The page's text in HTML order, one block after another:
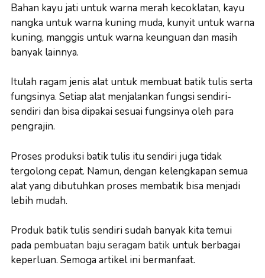
Bahan kayu jati untuk warna merah kecoklatan, kayu
nangka untuk warna kuning muda, kunyit untuk warna
kuning, manggis untuk warna keunguan dan masih
banyak lainnya.
Itulah ragam jenis alat untuk membuat batik tulis serta
fungsinya. Setiap alat menjalankan fungsi sendiri-
sendiri dan bisa dipakai sesuai fungsinya oleh para
pengrajin.
Proses produksi batik tulis itu sendiri juga tidak
tergolong cepat. Namun, dengan kelengkapan semua
alat yang dibutuhkan proses membatik bisa menjadi
lebih mudah.
Produk batik tulis sendiri sudah banyak kita temui
pada pembuatan baju seragam batik untuk berbagai
keperluan. Semoga artikel ini bermanfaat.